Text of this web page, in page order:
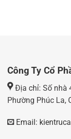
Công Ty Cổ
Địa chỉ: Số nhà
Phường Phúc La,
Email: